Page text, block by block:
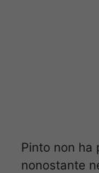
Pinto non ha
nonostante